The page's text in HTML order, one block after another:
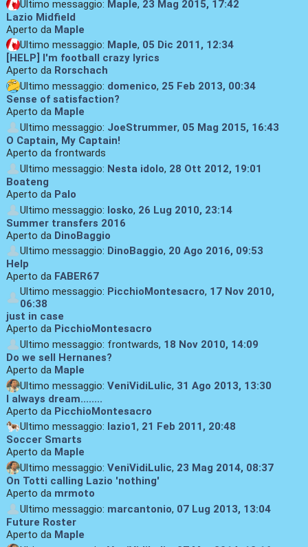
Ultimo messaggio: Maple, 23 Mag 2015, 17:42
Lazio Midfield
Aperto da Maple
Ultimo messaggio: Maple, 05 Dic 2011, 12:34
[HELP] I'm football crazy lyrics
Aperto da Rorschach
Ultimo messaggio: domenico, 25 Feb 2013, 00:34
Sense of satisfaction?
Aperto da Maple
Ultimo messaggio: JoeStrummer, 05 Mag 2015, 16:43
O Captain, My Captain!
Aperto da frontwards
Ultimo messaggio: Nesta idolo, 28 Ott 2012, 19:01
Boateng
Aperto da Palo
Ultimo messaggio: losko, 26 Lug 2010, 23:14
Summer transfers 2016
Aperto da DinoBaggio
Ultimo messaggio: DinoBaggio, 20 Ago 2016, 09:53
Help
Aperto da FABER67
Ultimo messaggio: PicchioMontesacro, 17 Nov 2010,
06:38
just in case
Aperto da PicchioMontesacro
Ultimo messaggio: frontwards, 18 Nov 2010, 14:09
Do we sell Hernanes?
Aperto da Maple
Ultimo messaggio: VeniVidiLulic, 31 Ago 2013, 13:30
I always dream........
Aperto da PicchioMontesacro
Ultimo messaggio: lazio1 , 21 Feb 2011, 20:48
Soccer Smarts
Aperto da Maple
Ultimo messaggio: VeniVidiLulic, 23 Mag 2014, 08:37
On Totti calling Lazio 'nothing'
Aperto da mrmoto
Ultimo messaggio: marcantonio, 07 Lug 2013, 13:04
Future Roster
Aperto da Maple